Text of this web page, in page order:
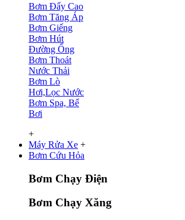
Bơm Đẩy Cao
Bơm Tăng Áp
Bơm Giếng
Bơm Hút
Đường Ống
Bơm Thoát
Nước Thải
Bơm Lò
Hơi,Lọc Nước
Bơm Spa, Bể
Bơi
+
Máy Rửa Xe +
Bơm Cứu Hỏa
Bơm Chạy Điện
Bơm Chạy Xăng